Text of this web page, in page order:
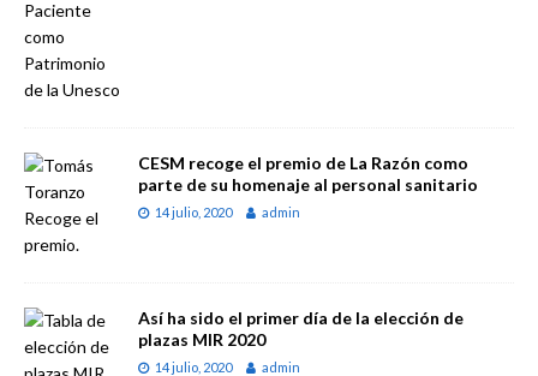
CESM recoge el premio de La Razón como
parte de su homenaje al personal sanitario
14 julio, 2020 admin
Así ha sido el primer día de la elección de
plazas MIR 2020
14 julio, 2020 admin